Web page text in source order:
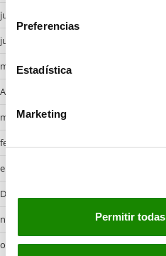
e
i
d
n
Preferencias
Estadística
Marketing
Permitir
julio 2024
junio 2024
mayo 2024
Abril 2024
marzo 2024
febrero 2024
enero 2024
Desembre 2023
noviembre 2023
octubre 2023